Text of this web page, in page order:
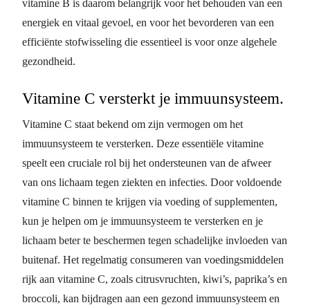
vitamine B is daarom belangrijk voor het behouden van een
energiek en vitaal gevoel, en voor het bevorderen van een
efficiënte stofwisseling die essentieel is voor onze algehele
gezondheid.
Vitamine C versterkt je immuunsysteem.
Vitamine C staat bekend om zijn vermogen om het
immuunsysteem te versterken. Deze essentiële vitamine
speelt een cruciale rol bij het ondersteunen van de afweer
van ons lichaam tegen ziekten en infecties. Door voldoende
vitamine C binnen te krijgen via voeding of supplementen,
kun je helpen om je immuunsysteem te versterken en je
lichaam beter te beschermen tegen schadelijke invloeden van
buitenaf. Het regelmatig consumeren van voedingsmiddelen
rijk aan vitamine C, zoals citrusvruchten, kiwi’s, paprika’s en
broccoli, kan bijdragen aan een gezond immuunsysteem en